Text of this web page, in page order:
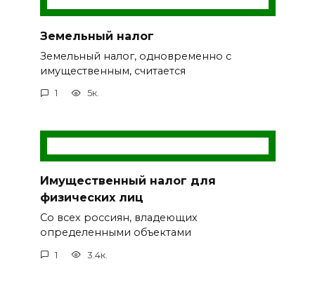
Земельный налог
Земельный налог, одновременно с
имущественным, считается
1 5к.
Имущественный налог для
физических лиц
Со всех россиян, владеющих
определенными объектами
1 3.4к.